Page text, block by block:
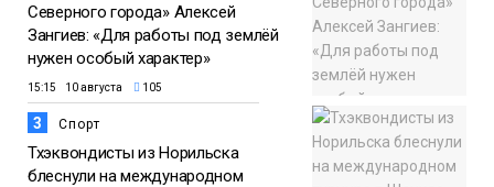
Северного города» Алексей
Зангиев: «Для работы под землёй
нужен особый характер»
15:15 10 августа 105
3 Спорт
Тхэквондисты из Норильска
блеснули на международном